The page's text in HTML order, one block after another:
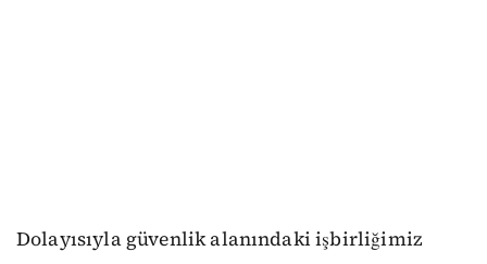
Dolayısıyla güvenlik alanındaki işbirliğimiz